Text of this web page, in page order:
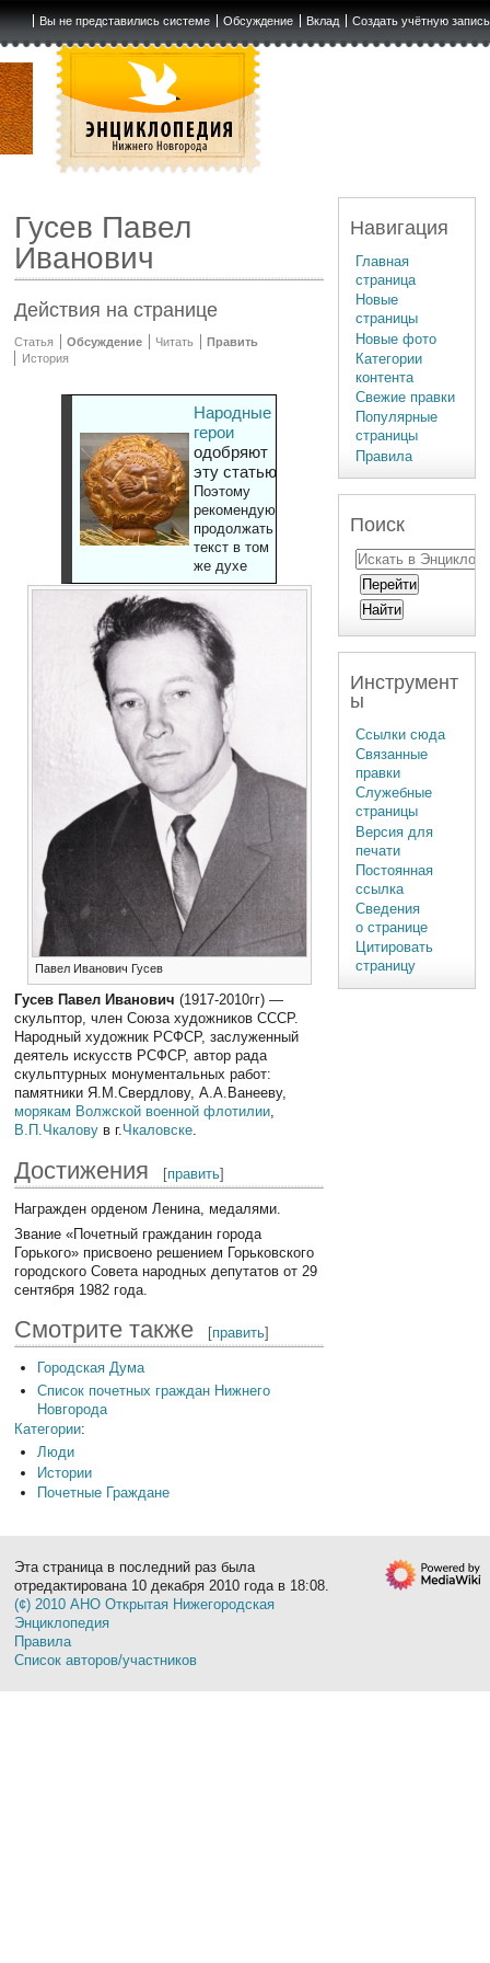
Вы не представились системе Обсуждение Вклад Создать учётную запись
Гусев Павел
Иванович
Действия на странице
Статья Обсуждение Читать
Править
История
Народные
герои
одобряют
эту статью
Поэтому
рекомендуют
продолжать
текст в том
же духе
Павел Иванович Гусев
Гусев Павел Иванович (1917-2010гг) —
скульптор, член Союза художников СССР.
Народный художник РСФСР, заслуженный
деятель искусств РСФСР, автор рада
скульптурных монументальных работ:
памятники Я.М.Свердлову, А.А.Ванееву,
морякам Волжской военной флотилии,
В.П.Чкалову в г.Чкаловске.
Достижения [править]
Награжден орденом Ленина, медалями.
Звание «Почетный гражданин города
Горького» присвоено решением Горьковского
городского Совета народных депутатов от 29
сентября 1982 года.
Смотрите также [править]
Городская Дума
Список почетных граждан Нижнего
Новгорода
Категории:
Люди
Истории
Почетные Граждане
Навигация
Главная
страница
Новые
страницы
Новые фото
Категории
контента
Свежие правки
Популярные
страницы
Правила
Поиск
Инструмент
ы
Ссылки сюда
Связанные
правки
Служебные
страницы
Версия для
печати
Постоянная
ссылка
Сведения
о странице
Цитировать
страницу
Эта страница в последний раз была
отредактирована 10 декабря 2010 года в 18:08.
(¢) 2010 АНО Открытая Нижегородская
Энциклопедия
Правила
Список авторов/участников